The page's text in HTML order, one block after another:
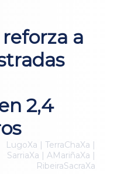
a
2,4
LugoXa | TerraChaXa |
SarriaXa | AMariñaXa |
RibeiraSacraXa